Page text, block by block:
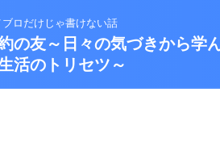
ブロだけじゃ書けない話
の友～日々の気づきから学
活のトリセツ～